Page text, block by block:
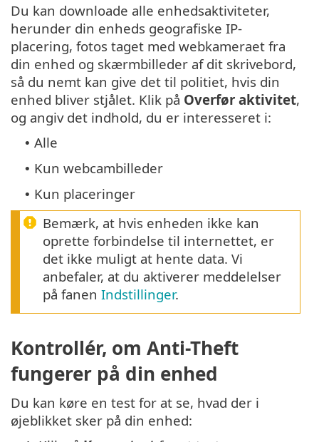
Du kan downloade alle enhedsaktiviteter,
herunder din enheds geografiske IP-
placering, fotos taget med webkameraet fra
din enhed og skærmbilleder af dit skrivebord,
så du nemt kan give det til politiet, hvis din
enhed bliver stjålet. Klik på Overfør aktivitet,
og angiv det indhold, du er interesseret i:
• Alle
• Kun webcambilleder
• Kun placeringer
Bemærk, at hvis enheden ikke kan
oprette forbindelse til internettet, er
det ikke muligt at hente data. Vi
anbefaler, at du aktiverer meddelelser
på fanen Indstillinger.
Kontrollér, om Anti-Theft
fungerer på din enhed
Du kan køre en test for at se, hvad der i
øjeblikket sker på din enhed: